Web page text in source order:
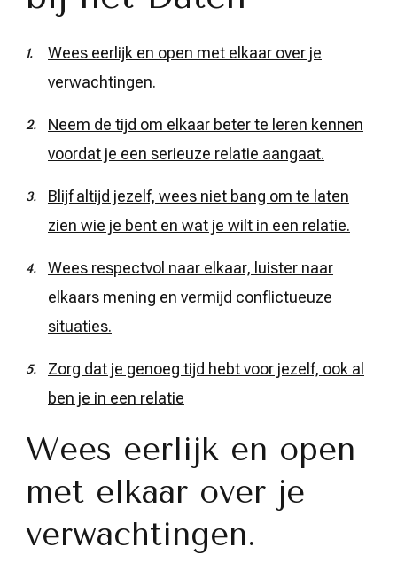
Wees eerlijk en open met elkaar over je
verwachtingen.
Neem de tijd om elkaar beter te leren kennen
voordat je een serieuze relatie aangaat.
Blijf altijd jezelf, wees niet bang om te laten
zien wie je bent en wat je wilt in een relatie.
Wees respectvol naar elkaar, luister naar
elkaars mening en vermijd conflictueuze
situaties.
Zorg dat je genoeg tijd hebt voor jezelf, ook al
ben je in een relatie
Wees eerlijk en open
met elkaar over je
verwachtingen.